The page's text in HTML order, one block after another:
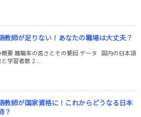
教師が足りない！あなたの職場は大丈夫？
概要 離職率の高さとその要因 データ 国内の日本語
学習者数 2 ...
教師が国家資格に！これからどうなる日本
？